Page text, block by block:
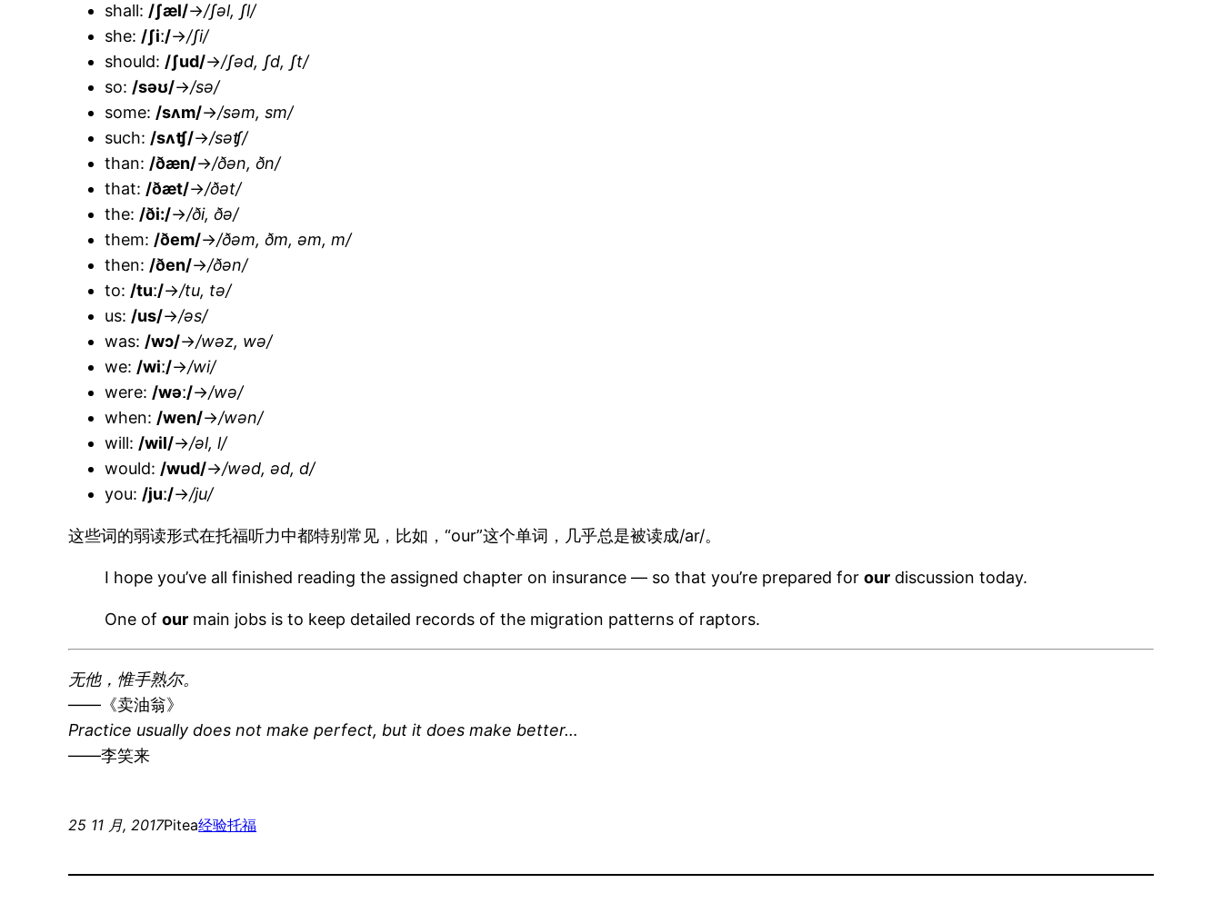
shall: /ʃæl/→/ʃəl, ʃl/
she: /ʃiː/→/ʃi/
should: /ʃud/→/ʃəd, ʃd, ʃt/
so: /səʊ/→/sə/
some: /sʌm/→/səm, sm/
such: /sʌʧ/→/səʧ/
than: /ðæn/→/ðən, ðn/
that: /ðæt/→/ðət/
the: /ði:/→/ði, ðə/
them: /ðem/→/ðəm, ðm, əm, m/
then: /ðen/→/ðən/
to: /tuː/→/tu, tə/
us: /us/→/əs/
was: /wɔ/→/wəz, wə/
we: /wiː/→/wi/
were: /wəː/→/wə/
when: /wen/→/wən/
will: /wil/→/əl, l/
would: /wud/→/wəd, əd, d/
you: /juː/→/ju/
这些词的弱读形式在托福听力中都特别常见，比如，“our”这个单词，几乎总是被读成/ar/。
I hope you’ve all finished reading the assigned chapter on insurance — so that you’re prepared forour discussion today.
One ofour main jobs is to keep detailed records of the migration patterns of raptors.
无他，惟手熟尔。
——《卖油翁》
Practice usually does not make perfect, but it does make better…
——李笑来
25 11 月, 2017Pitea经验托福